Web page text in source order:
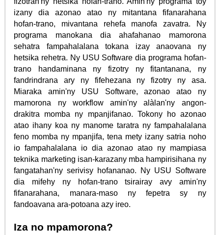
izany dia azonao atao ny mitantana fifanarahana
hofan-trano, mivantana rehefa manofa zavatra. Ny
programa manokana dia ahafahanao mamorona
sehatra fampahalalana tokana izay anaovana ny
hetsika rehetra. Ny USU Software dia programa hofan-
trano handaminana ny fizotry ny fitantanana, ny
fandrindrana ary ny fifehezana ny fizotry ny asa.
Miaraka amin'ny USU Software, azonao atao ny
mamorona ny workflow amin'ny alàlan'ny angon-
drakitra momba ny mpanjifanao. Tokony ho azonao
atao ihany koa ny manome taratra ny fampahalalana
feno momba ny mpanjifa, tena mety izany satria noho
io fampahalalana io dia azonao atao ny mampiasa
teknika marketing isan-karazany mba hampirisihana ny
fangatahan'ny serivisy hofananao. Ny USU Software
dia mifehy ny hofan-trano tsirairay avy amin'ny
fifanarahana, manara-maso ny fepetra sy ny
fandoavana ara-potoana azy ireo.
Iza no mpamorona?